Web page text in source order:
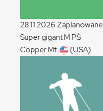
28.11.2026 Zaplanowane
Super gigantM PŚ
Copper Mt.
(USA)